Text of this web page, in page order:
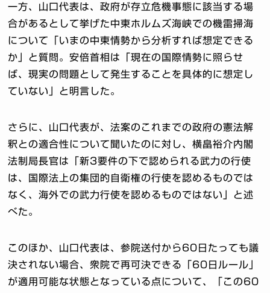
一方、山口代表は、政府が存立危機事態に該当する場
合があるとして挙げた中東ホルムズ海峡での機雷掃海
について「いまの中東情勢から分析すれば想定できる
か」と質問。安倍首相は「現在の国際情勢に照らせ
ば、現実の問題として発生することを具体的に想定し
ていない」と明言した。
さらに、山口代表が、法案のこれまでの政府の憲法解
釈との適合性について聞いたのに対し、横畠裕介内閣
法制局長官は「新3要件の下で認められる武力の行使
は、国際法上の集団的自衛権の行使を認めるものでは
なく、海外での武力行使を認めるものではない」と述
べた。
このほか、山口代表は、参院送付から60日たっても議
決されない場合、衆院で再可決できる「60日ルール」
が適用可能な状態となっている点について、「この60